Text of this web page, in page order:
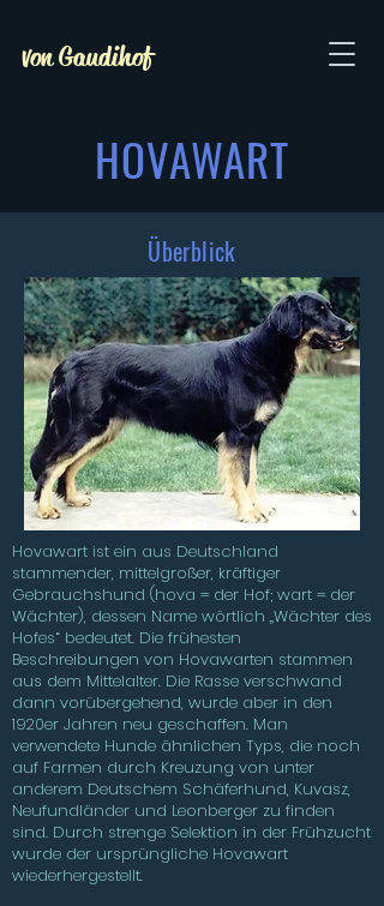
von Gaudihof
HOVAWART
Überblick
Hovawart ist ein aus Deutschland
stammender, mittelgroßer, kräftiger
Gebrauchshund (hova = der Hof; wart = der
Wächter), dessen Name wörtlich „Wächter des
Hofes“ bedeutet. Die frühesten
Beschreibungen von Hovawarten stammen
aus dem Mittelalter. Die Rasse verschwand
dann vorübergehend, wurde aber in den
1920er Jahren neu geschaffen. Man
verwendete Hunde ähnlichen Typs, die noch
auf Farmen durch Kreuzung von unter
anderem Deutschem Schäferhund, Kuvasz,
Neufundländer und Leonberger zu finden
sind. Durch strenge Selektion in der Frühzucht
wurde der ursprüngliche Hovawart
wiederhergestellt.